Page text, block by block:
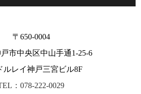
〒650-0004
市中央区中山手通1-25-6
ルレイ神戸三宮ビル8F
：078-222-0029